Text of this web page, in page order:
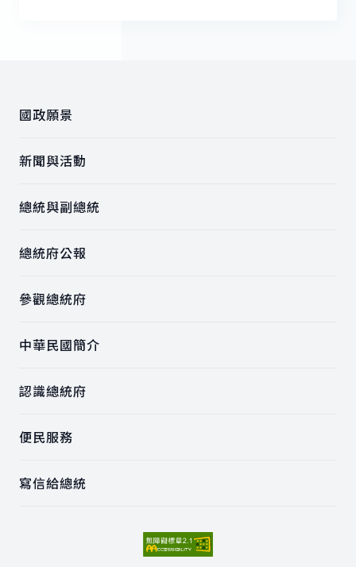
國政願景
新聞與活動
總統與副總統
總統府公報
參觀總統府
中華民國簡介
認識總統府
便民服務
寫信給總統